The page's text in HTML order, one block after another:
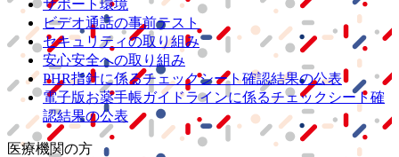
サポート環境
ビデオ通話の事前テスト
セキュリティの取り組み
安心安全への取り組み
PHR指針に係るチェックシート確認結果の公表
電子版お薬手帳ガイドラインに係るチェックシート確
認結果の公表
医療機関の方